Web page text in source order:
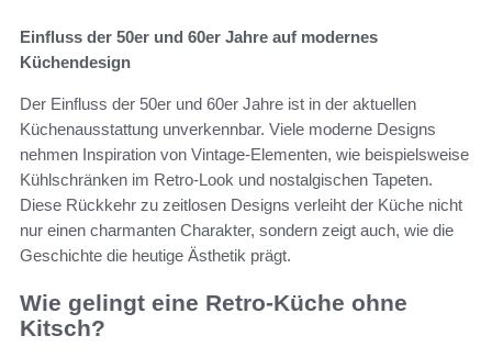
Einfluss der 50er und 60er Jahre auf modernes
Küchendesign
Der Einfluss der 50er und 60er Jahre ist in der aktuellen
Küchenausstattung unverkennbar. Viele moderne Designs
nehmen Inspiration von Vintage-Elementen, wie beispielsweise
Kühlschränken im Retro-Look und nostalgischen Tapeten.
Diese Rückkehr zu zeitlosen Designs verleiht der Küche nicht
nur einen charmanten Charakter, sondern zeigt auch, wie die
Geschichte die heutige Ästhetik prägt.
Wie gelingt eine Retro-Küche ohne
Kitsch?